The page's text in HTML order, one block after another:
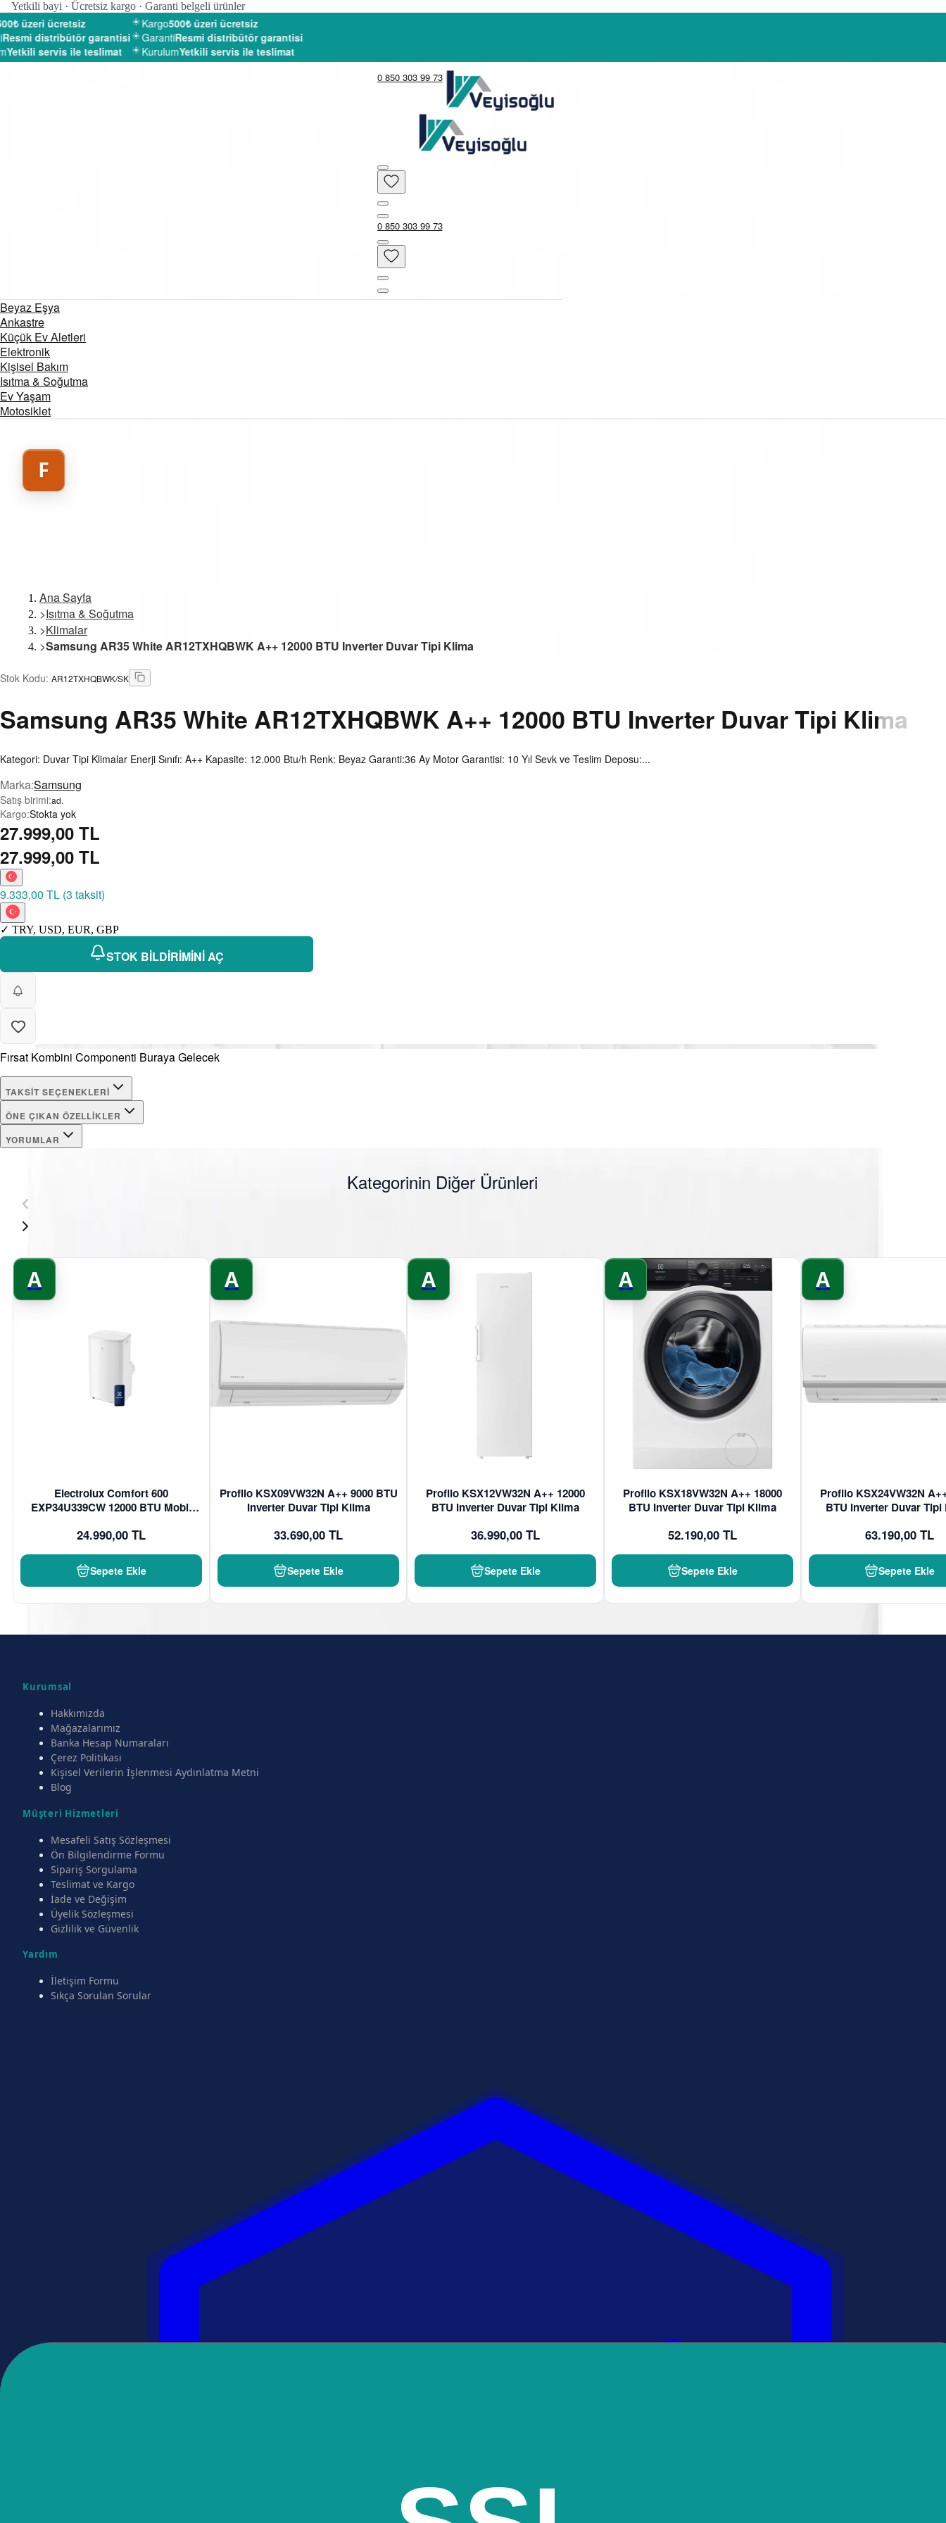
Yetkili bayi · Ücretsiz kargo · Garanti belgeli ürünler
üzeri ücretsiz
distribütör garantisi
Yetkili servis ile teslimat
Kargo500₺ üzeri ücretsiz
GarantiResmi distribütör garantisi
KurulumYetkili servis ile teslimat
0 850 303 99 73
0 850 303 99 73
Beyaz Eşya
Ankastre
Küçük Ev Aletleri
Elektronik
Kişisel Bakım
Isıtma & Soğutma
Ev Yaşam
Motosiklet
F
Ana Sayfa
>Isıtma & Soğutma
>Klimalar
>Samsung AR35 White AR12TXHQBWK A++ 12000 BTU Inverter Duvar Tipi Klima
Stok Kodu: AR12TXHQBWK/SK
Samsung AR35 White AR12TXHQBWK A++ 12000 BTU Inverter Duvar Tipi Klima
Kategori: Duvar Tipi Klimalar Enerji Sınıfı: A++ Kapasite: 12.000 Btu/h Renk: Beyaz Garanti:36 Ay Motor Garantisi: 10 Yıl Sevk ve Teslim Deposu:...
Marka:Samsung
Satış birimi:ad.
Kargo:Stokta yok
27.999,00 TL
27.999,00 TL
9.333,00 TL (3 taksit)
✓ TRY, USD, EUR, GBP
STOK BİLDİRİMİNİ AÇ
Fırsat Kombini Componenti Buraya Gelecek
TAKSIT SEÇENEKLERI
ÖNE ÇIKAN ÖZELLIKLER
YORUMLAR
Kategorinin Diğer Ürünleri
A
Electrolux Comfort 600
EXP34U339CW 12000 BTU Mobil
24.990,00 TL
Sepete Ekle
A
Profilo KSX09VW32N A++ 9000 BTU
Inverter Duvar Tipi Klima
33.690,00 TL
Sepete Ekle
A
Profilo KSX12VW32N A++ 12000
BTU Inverter Duvar Tipi Klima
36.990,00 TL
Sepete Ekle
A
Profilo KSX18VW32N A++ 18000
BTU Inverter Duvar Tipi Klima
52.190,00 TL
Sepete Ekle
A
Profilo KSX24VW32N
BTU Inverter Duvar Tipi
63.190,00 TL
Sepete Ekle
Kurumsal
Hakkımızda
Mağazalarımız
Banka Hesap Numaraları
Çerez Politikası
Kişisel Verilerin İşlenmesi Aydınlatma Metni
Blog
Müşteri Hizmetleri
Mesafeli Satış Sözleşmesi
Ön Bilgilendirme Formu
Sipariş Sorgulama
Teslimat ve Kargo
İade ve Değişim
Üyelik Sözleşmesi
Gizlilik ve Güvenlik
Yardım
İletişim Formu
Sıkça Sorulan Sorular